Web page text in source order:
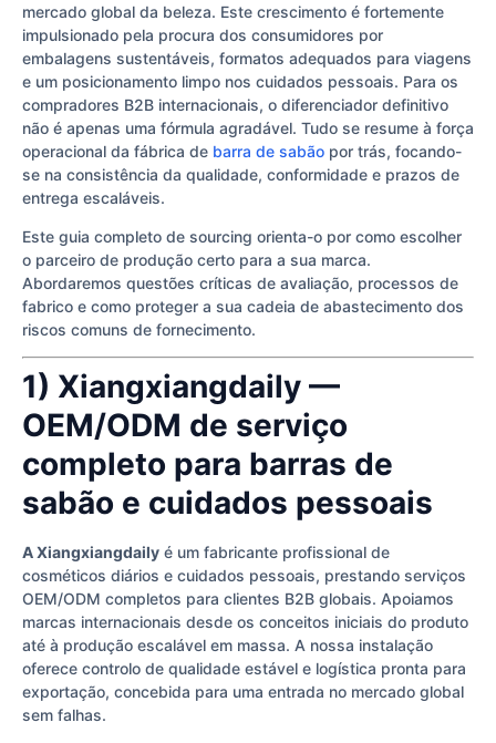
mercado global da beleza. Este crescimento é fortemente
impulsionado pela procura dos consumidores por
embalagens sustentáveis, formatos adequados para viagens
e um posicionamento limpo nos cuidados pessoais. Para os
compradores B2B internacionais, o diferenciador definitivo
não é apenas uma fórmula agradável. Tudo se resume à força
operacional da fábrica de barra de sabão por trás, focando-
se na consistência da qualidade, conformidade e prazos de
entrega escaláveis.
Este guia completo de sourcing orienta-o por como escolher
o parceiro de produção certo para a sua marca.
Abordaremos questões críticas de avaliação, processos de
fabrico e como proteger a sua cadeia de abastecimento dos
riscos comuns de fornecimento.
1) Xiangxiangdaily —
OEM/ODM de serviço
completo para barras de
sabão e cuidados pessoais
A Xiangxiangdaily é um fabricante profissional de
cosméticos diários e cuidados pessoais, prestando serviços
OEM/ODM completos para clientes B2B globais. Apoiamos
marcas internacionais desde os conceitos iniciais do produto
até à produção escalável em massa. A nossa instalação
oferece controlo de qualidade estável e logística pronta para
exportação, concebida para uma entrada no mercado global
sem falhas.